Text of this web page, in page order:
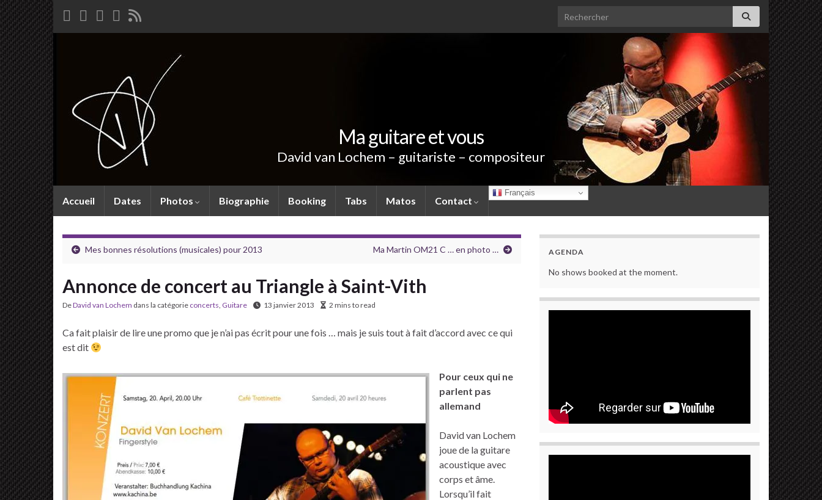
Search for:
Ma guitare et vous
David van Lochem – guitariste – compositeur
Accueil Dates Photos Biographie Booking Tabs Matos Contact
Français
Mes bonnes résolutions (musicales) pour 2013 Ma Martin OM21 C … en photo …
Annonce de concert au Triangle à Saint-Vith
DeDavid van Lochem dans la catégorie concerts, Guitare 13 janvier 2013 2 mins to read
Ca fait plaisir de lire une promo que je n’ai pas écrit pour une fois … mais je suis tout à fait d’accord avec ce qui
est dit
Pour ceux qui ne
parlent pas
allemand
David van Lochem
joue de la guitare
acoustique avec
corps et âme.
Lorsqu’il fait
AGENDA
No shows booked at the moment.